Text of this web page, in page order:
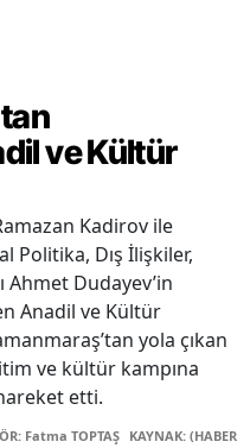
ve Kültür
Kadirov ile
Politika, Dış İlişkiler,
Ahmet Dudayev’in
Anadil ve Kültür
yola çıkan
ve kültür kampına
etti.
Fatma TOPTAŞ KAYNAK: (HABER